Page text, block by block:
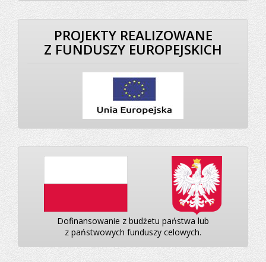
PROJEKTY REALIZOWANE
Z FUNDUSZY EUROPEJSKICH
Dofinansowanie z budżetu państwa lub
z państwowych funduszy celowych.